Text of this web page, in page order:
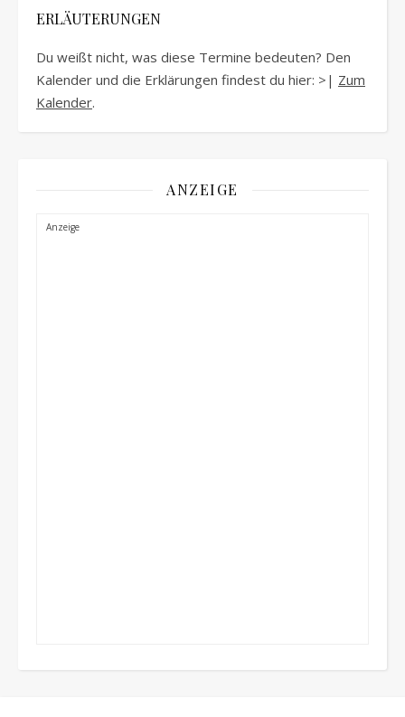
ERLÄUTERUNGEN
Du weißt nicht, was diese Termine bedeuten? Den
Kalender und die Erklärungen findest du hier: >| Zum
Kalender.
ANZEIGE